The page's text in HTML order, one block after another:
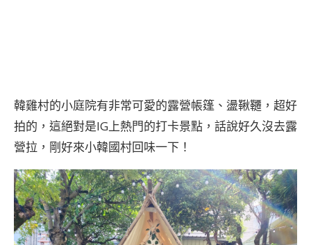
韓雞村的小庭院有非常可愛的露營帳篷、盪鞦韆，超好
拍的，這絕對是IG上熱門的打卡景點，話說好久沒去露
營拉，剛好來小韓國村回味一下！